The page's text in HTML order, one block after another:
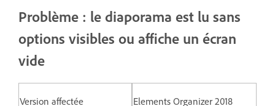
Problème : le diaporama est lu sans
options visibles ou affiche un écran
vide
Version affectée Elements Organizer 2018